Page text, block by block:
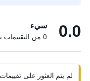
0.0 سيء
0 من التقييمات تم التحقق منها
لم يتم العثور على